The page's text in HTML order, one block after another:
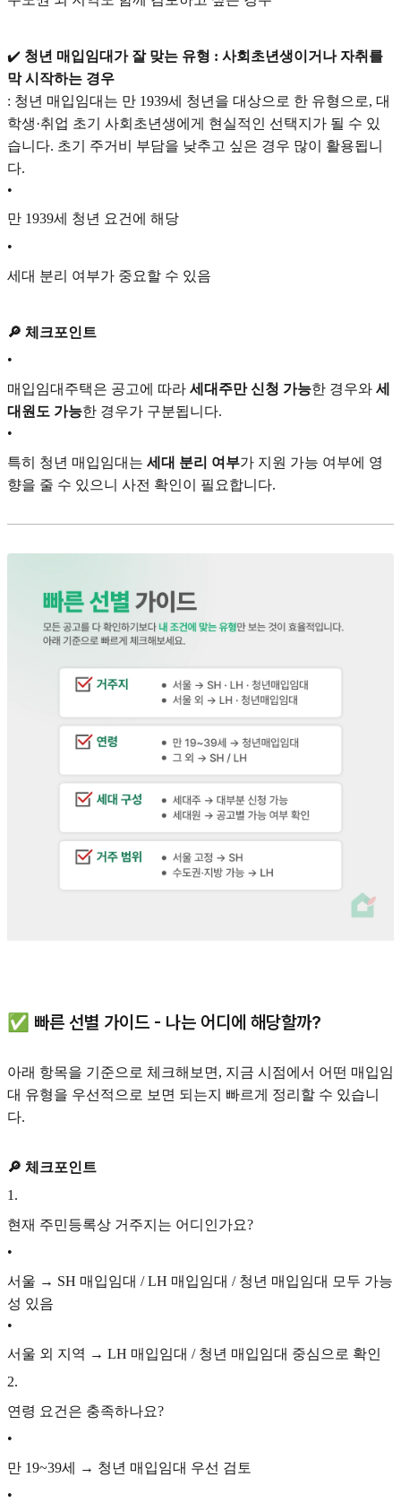
✔️ 청년 매입임대가 잘 맞는 유형 : 사회초년생이거나 자취를
막 시작하는 경우
: 청년 매입임대는 만 1939세 청년을 대상으로 한 유형으로, 대
학생·취업 초기 사회초년생에게 현실적인 선택지가 될 수 있
습니다. 초기 주거비 부담을 낮추고 싶은 경우 많이 활용됩니
다.
•
만 1939세 청년 요건에 해당
•
세대 분리 여부가 중요할 수 있음
🔎 체크포인트
•
매입임대주택은 공고에 따라 세대주만 신청 가능한 경우와 세
대원도 가능한 경우가 구분됩니다.
•
특히 청년 매입임대는 세대 분리 여부가 지원 가능 여부에 영
향을 줄 수 있으니 사전 확인이 필요합니다.
✅ 빠른 선별 가이드 - 나는 어디에 해당할까?
아래 항목을 기준으로 체크해보면, 지금 시점에서 어떤 매입임
대 유형을 우선적으로 보면 되는지 빠르게 정리할 수 있습니
다.
🔎 체크포인트
1 .
현재 주민등록상 거주지는 어디인가요?
•
서울 → SH 매입임대 / LH 매입임대 / 청년 매입임대 모두 가능
성 있음
•
서울 외 지역 → LH 매입임대 / 청년 매입임대 중심으로 확인
2.
연령 요건은 충족하나요?
•
만 19~39세 → 청년 매입임대 우선 검토
•